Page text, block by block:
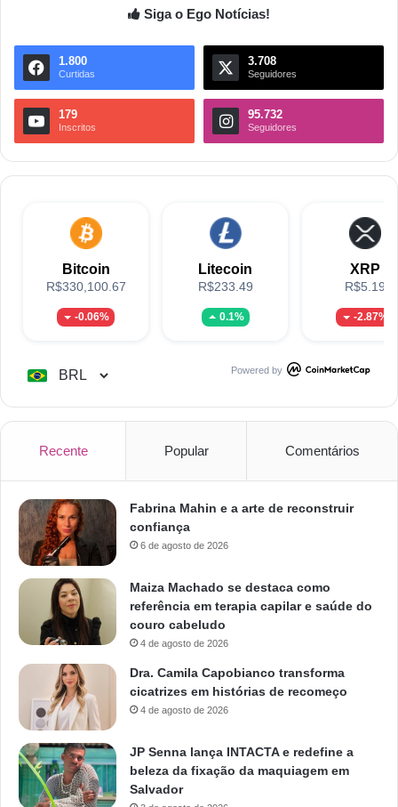
Siga o Ego Notícias!
1.800
Curtidas
3.708
Seguidores
179
Inscritos
95.732
Seguidores
Bitcoin
R$330,100.67
-0.06%
Litecoin
R$233.49
0.1%
XRP
R$5.19
-2.87%
Powered by
Recente Popular Comentários
Fabrina Mahin e a arte de reconstruir
confiança
6 de agosto de 2026
Maiza Machado se destaca como
referência em terapia capilar e saúde do
couro cabeludo
4 de agosto de 2026
Dra. Camila Capobianco transforma
cicatrizes em histórias de recomeço
4 de agosto de 2026
JP Senna lança INTACTA e redefine a
beleza da fixação da maquiagem em
Salvador